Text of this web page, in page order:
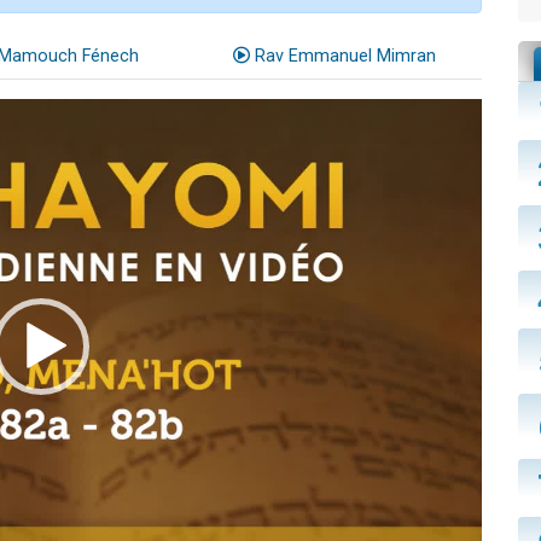
Fénech Rav Emmanuel Mimran